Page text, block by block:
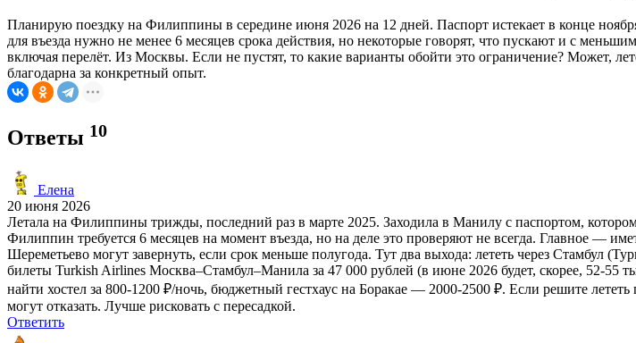
Планирую поездку на Филиппины в середине июня 2026 на 12 дней. Паспорт истекает в конце
для въезда нужно не менее 6 месяцев срока действия, но некоторые говорят, что пускают и с
включая перелёт. Из Москвы. Если не пустят, то какие варианты обойти это ограничение? Может,
благодарна за конкретный опыт.
Ответы 10
Елена
20 июня 2026
Летала на Филиппины трижды, последний раз в марте 2025. Заходила в Манилу с паспортом,
Филиппин требуется 6 месяцев на момент въезда, но на деле это проверяют не всегда. Главное —
Шереметьево могут завернуть, если срок меньше полугода. Тут два выхода: лететь через Стамбул
билеты Turkish Airlines Москва–Стамбул–Манила за 47 000 рублей (в июне 2026 будет, скорее, 52-
найти хостел за 800-1200 ₽/ночь, бюджетный гестхаус на Боракае — 2000-2500 ₽. Если решите
могут отказать. Лучше рисковать с пересадкой.
Ответить